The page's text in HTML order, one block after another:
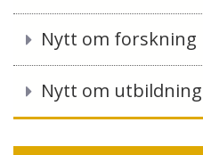
Nytt om forskning
Nytt om utbildning